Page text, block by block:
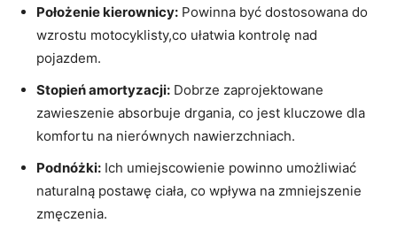
Położenie kierownicy: Powinna być dostosowana do
wzrostu motocyklisty,co ułatwia kontrolę nad
pojazdem.
Stopień amortyzacji: Dobrze zaprojektowane
zawieszenie absorbuje drgania, co jest kluczowe dla
komfortu na nierównych nawierzchniach.
Podnóżki: Ich umiejscowienie powinno umożliwiać
naturalną postawę ciała, co wpływa na zmniejszenie
zmęczenia.